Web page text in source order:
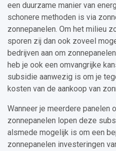
een duurzame manier van
schonere methoden is via
zonnepanelen. Om het milieu
sporen zij dan ook zoveel
bedrijven aan om
heb je ook een omvangrijke
subsidie aanwezig is om je
kosten van de aankoop van
Wanneer je meerdere panelen
zonnepanelen lopen deze
alsmede mogelijk is om een
zonnepanelen investeringen